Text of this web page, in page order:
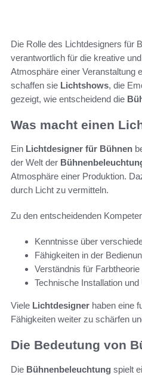
Die Rolle des Lichtdesigners für
verantwortlich für die kreative und
Atmosphäre einer Veranstaltung
schaffen sie Lichtshows, die
gezeigt, wie entscheidend die
Was macht einen
Ein Lichtdesigner für Bühnen
der Welt der
Atmosphäre einer Produktion.
durch Licht zu vermitteln.
Zu den entscheidenden
Kenntnisse über
Fähigkeiten in der
Verständnis für
Technische Installation
Viele Lichtdesigner haben eine
Fähigkeiten weiter zu schärfen
Die Bedeutung von
Die Bühnenbeleuchtung spielt